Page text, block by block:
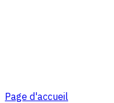
Page d'accueil